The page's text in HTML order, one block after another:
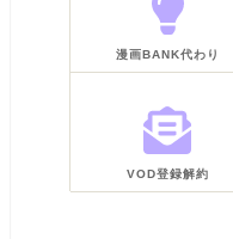
漫画BANK代わり
VOD登録解約